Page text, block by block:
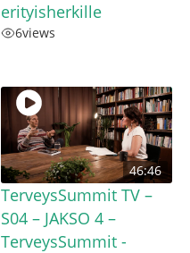
erityisherkille
6views
46:46
TerveysSummit TV –
S04 – JAKSO 4 –
TerveysSummit -